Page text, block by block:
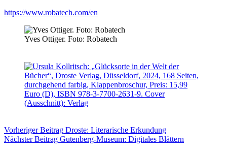
https://www.robatech.com/en
Yves Ottiger. Foto: Robatech
VorherigerBeitrag Droste: Literarische Erkundung
NächsterBeitrag Gutenberg-Museum: Digitales Blättern